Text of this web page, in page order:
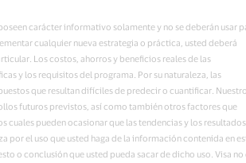
carácter informativo solamente y no se deberán usar
cualquier nueva estrategia o práctica, usted deberá
Los costos, ahorros y beneficios reales de las
y los requisitos del programa. Por su naturaleza, las
que resultan difíciles de predecir o cuantificar.
futuros previstos, así como también otros factores que
cuales pueden ocasionar que las tendencias y los
por el uso que usted haga de la información contenida en
o conclusión que usted pueda sacar de dicho uso. Visa no